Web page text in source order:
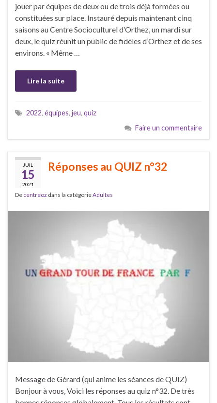
jouer par équipes de deux ou de trois déjà formées ou
constituées sur place. Instauré depuis maintenant cinq
saisons au Centre Socioculturel d’Orthez, un mardi sur
deux, le quiz réunit un public de fidèles d’Orthez et de ses
environs. « Même …
Lire la suite
2022, équipes, jeu, quiz
Faire un commentaire
JUIL
15
2021
Réponses au QUIZ n°32
De centreoz dans la catégorieAdultes
Message de Gérard (qui anime les séances de QUIZ)
Bonjour à vous, Voici les réponses au quiz n°32. De très